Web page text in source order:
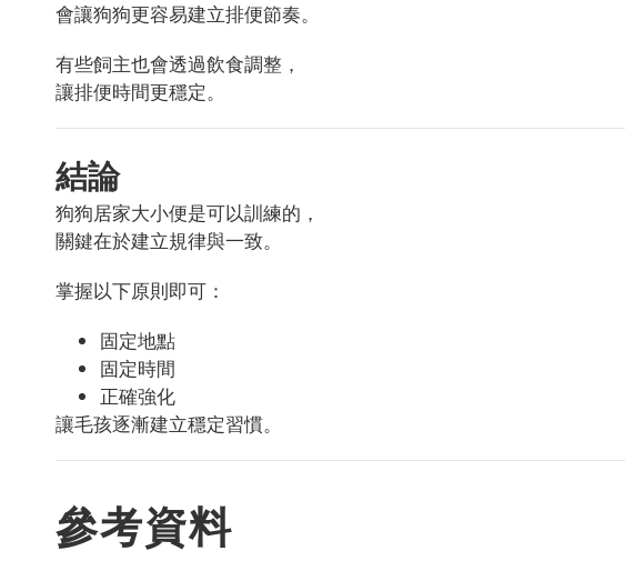
會讓狗狗更容易建立排便節奏。
有些飼主也會透過飲食調整，
讓排便時間更穩定。
結論
狗狗居家大小便是可以訓練的，
關鍵在於建立規律與一致。
掌握以下原則即可：
固定地點
固定時間
正確強化
讓毛孩逐漸建立穩定習慣。
參考資料